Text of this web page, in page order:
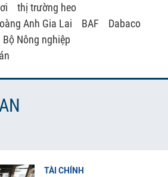
thị trường heo
Anh Gia Lai BAF
Dabaco
Bộ Nông nghiệp
TÀI CHÍNH